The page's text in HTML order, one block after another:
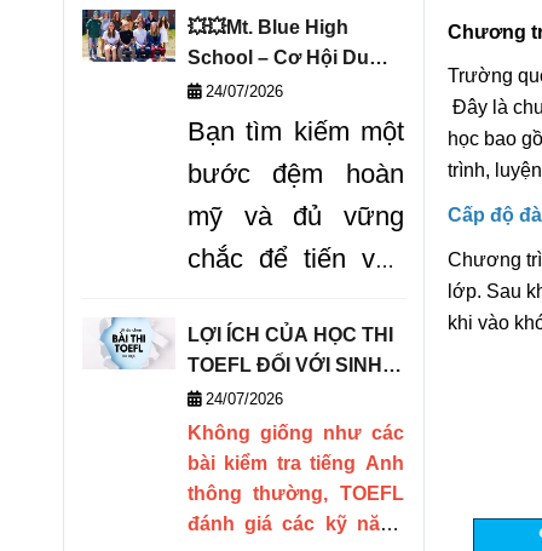
Chương
Trường
Đây là
học bao
trình,
Cấp độ
Chương
lớp. Sau
khi vào
thế giới QS, trường
hiện
đang mở ra các
chương trình học bổng
tuyển sinh năm 2027.
💥💥Mt. Blue High
School – Cơ Hội Du
Học Vàng Chinh Phục
THPT Mỹ!
24/07/2026
Bạn tìm kiếm một
bước đệm hoàn
mỹ và đủ vững
chắc để tiến vào
đại học danh tiếng
tại nước Mỹ? Mt.
Blue High School
là "tảng đá vững
chắc"cho bạn
LỢI ÍCH CỦA HỌC THI
TOEFL ĐỐI VỚI SINH
VIÊN DU HỌC
24/07/2026
Không giống như các
bài kiểm tra tiếng Anh
thông thường, TOEFL
đánh giá các kỹ năng